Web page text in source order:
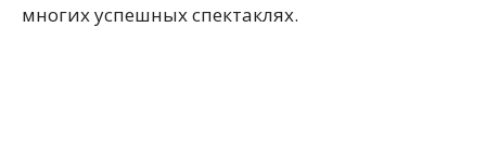
многих успешных спектаклях.